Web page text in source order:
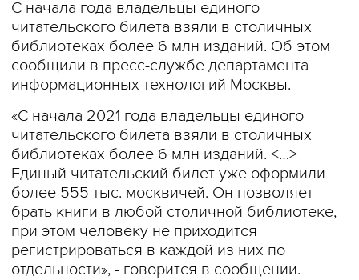
С начала года владельцы единого
читательского билета взяли в столичных
библиотеках более 6 млн изданий. Об этом
сообщили в пресс-службе департамента
информационных технологий Москвы.
«С начала 2021 года владельцы единого
читательского билета взяли в столичных
библиотеках более 6 млн изданий. <…>
Единый читательский билет уже оформили
более 555 тыс. москвичей. Он позволяет
брать книги в любой столичной библиотеке,
при этом человеку не приходится
регистрироваться в каждой из них по
отдельности», - говорится в сообщении.